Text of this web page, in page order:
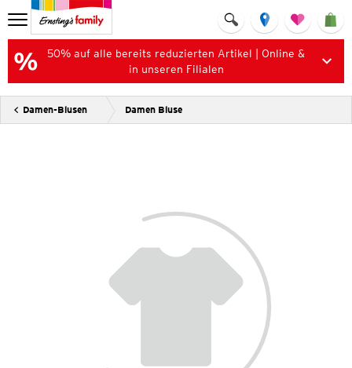
50% auf alle bereits reduzierten Artikel | Online &
in unseren Filialen
Damen-Blusen Damen Bluse